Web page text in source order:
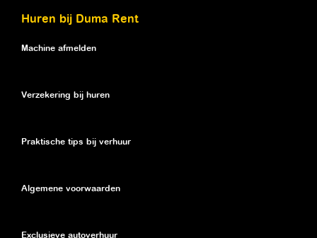
Huren bij Duma Rent
Machine afmelden
Verzekering bij huren
Praktische tips bij verhuur
Algemene voorwaarden
Exclusieve autoverhuur